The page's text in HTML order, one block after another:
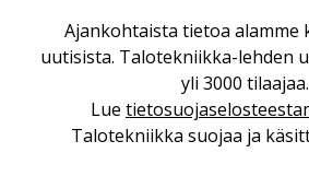
NÄKÖKULMIA
Puheista tekoihin – uusin
käyttöön kiinteistöissä
Ajankohtaista tietoa alamme
uutisista. Talotekniikka-lehden
yli 3000 tilaajaa.
Lue
Talotekniikka suojaa ja